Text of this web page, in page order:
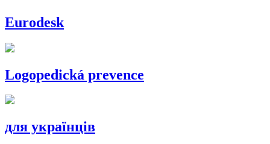
Eurodesk
Logopedická prevence
для українців